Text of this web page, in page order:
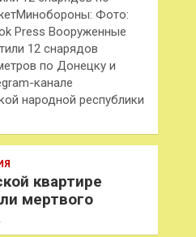
Фото:
Press Вооруженные
12 снарядов
по Донецку и
канале
народной республики
квартире
мертвого